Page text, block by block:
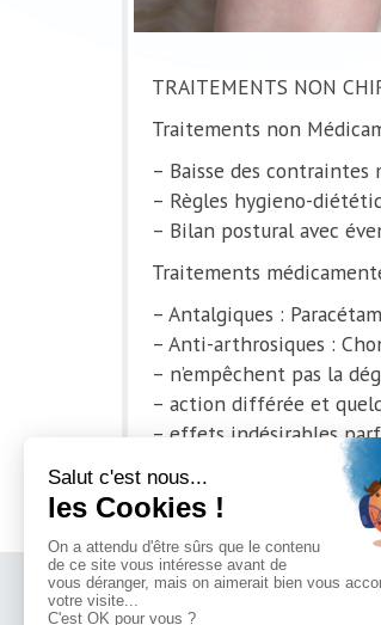
TRAITEMENTS NON
Traitements non
– Baisse des contraintes
– Règles hygieno-
– Bilan postural avec
Traitements
– Antalgiques :
– Anti-arthrosiques :
– n’empêchent pas la
– action différée et
– effets indésirables
⇒ pas d’intérêt majeur